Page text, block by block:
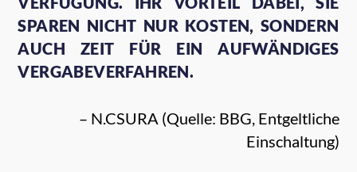
PAREN NICHT NUR KOSTEN, SONDERN A
UCH ZEIT FÜR EIN AUFWÄNDIGES V
ERGABEVERFAHREN.
– N.CSURA (Quelle: BBG, Entgeltliche
Einschaltung)